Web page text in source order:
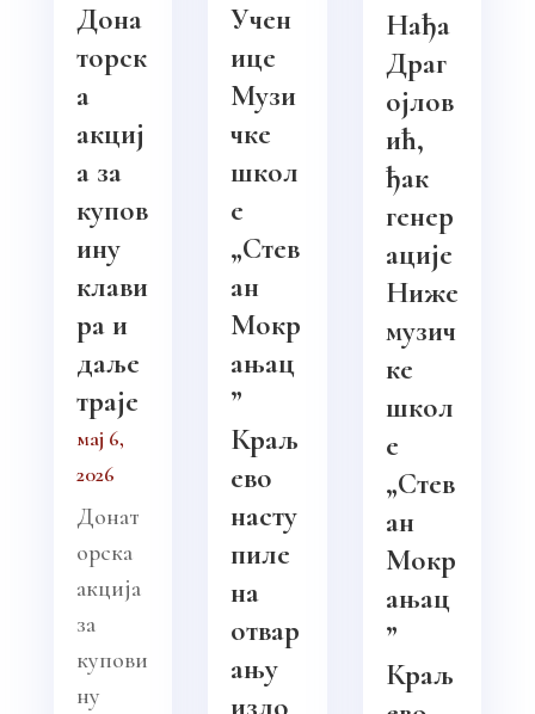
Дона
торск
а
акциј
а за
купов
ину
клави
ра и
даље
траје
мај 6,
2026
Донат
орска
акција
за
купови
ну
Учен
ице
Музи
чке
школ
е
„Стев
ан
Мокр
ањац
”
Краљ
ево
насту
пиле
на
отвар
ању
Нађа
Драг
ојлов
ић,
ђак
генер
ације
Ниже
музич
ке
школ
е
„Стев
ан
Мокр
ањац
”
Краљ